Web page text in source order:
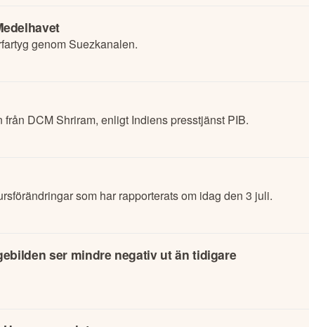
genom Suezkanalen.
DCM Shriram, enligt Indiens presstjänst PIB.
som har rapporterats om idag den 3 juli.
ser mindre negativ ut än tidigare